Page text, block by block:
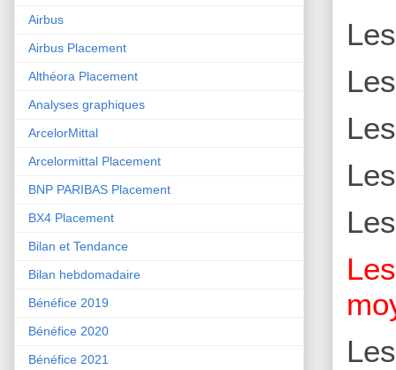
Airbus
Airbus Placement
Althéora Placement
Analyses graphiques
ArcelorMittal
Arcelormittal Placement
BNP PARIBAS Placement
BX4 Placement
Bilan et Tendance
Bilan hebdomadaire
Bénéfice 2019
Bénéfice 2020
Bénéfice 2021